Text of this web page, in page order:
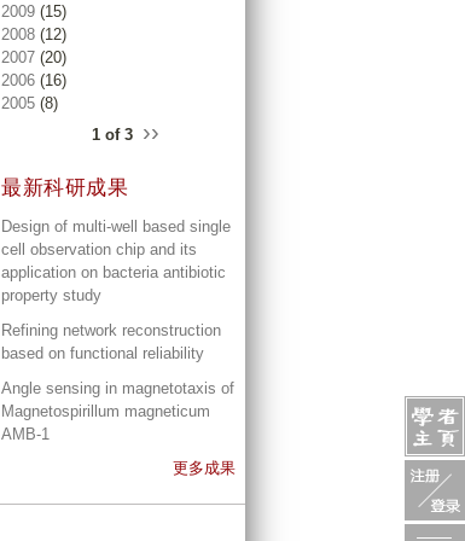
2009 (15)
2008 (12)
2007 (20)
2006 (16)
2005 (8)
1 of 3 ››
最新科研成果
Design of multi-well based single
cell observation chip and its
application on bacteria antibiotic
property study
Refining network reconstruction
based on functional reliability
Angle sensing in magnetotaxis of
Magnetospirillum magneticum
AMB-1
更多成果